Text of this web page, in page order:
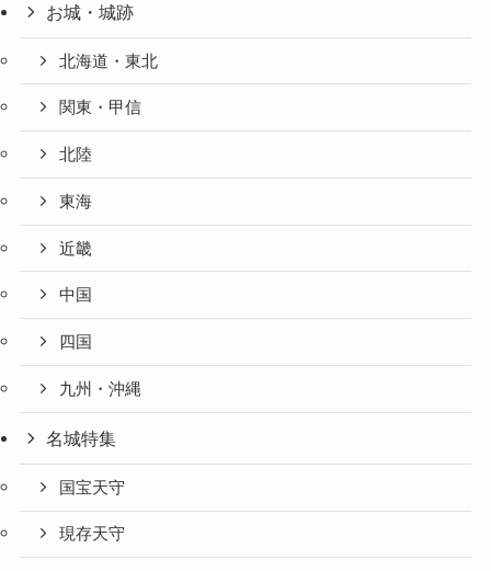
お城・城跡
北海道・東北
関東・甲信
北陸
東海
近畿
中国
四国
九州・沖縄
名城特集
国宝天守
現存天守